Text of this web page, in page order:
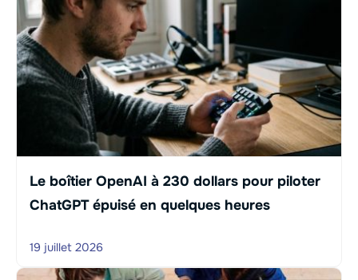
Le boîtier OpenAI à 230 dollars pour piloter
ChatGPT épuisé en quelques heures
19 juillet 2026